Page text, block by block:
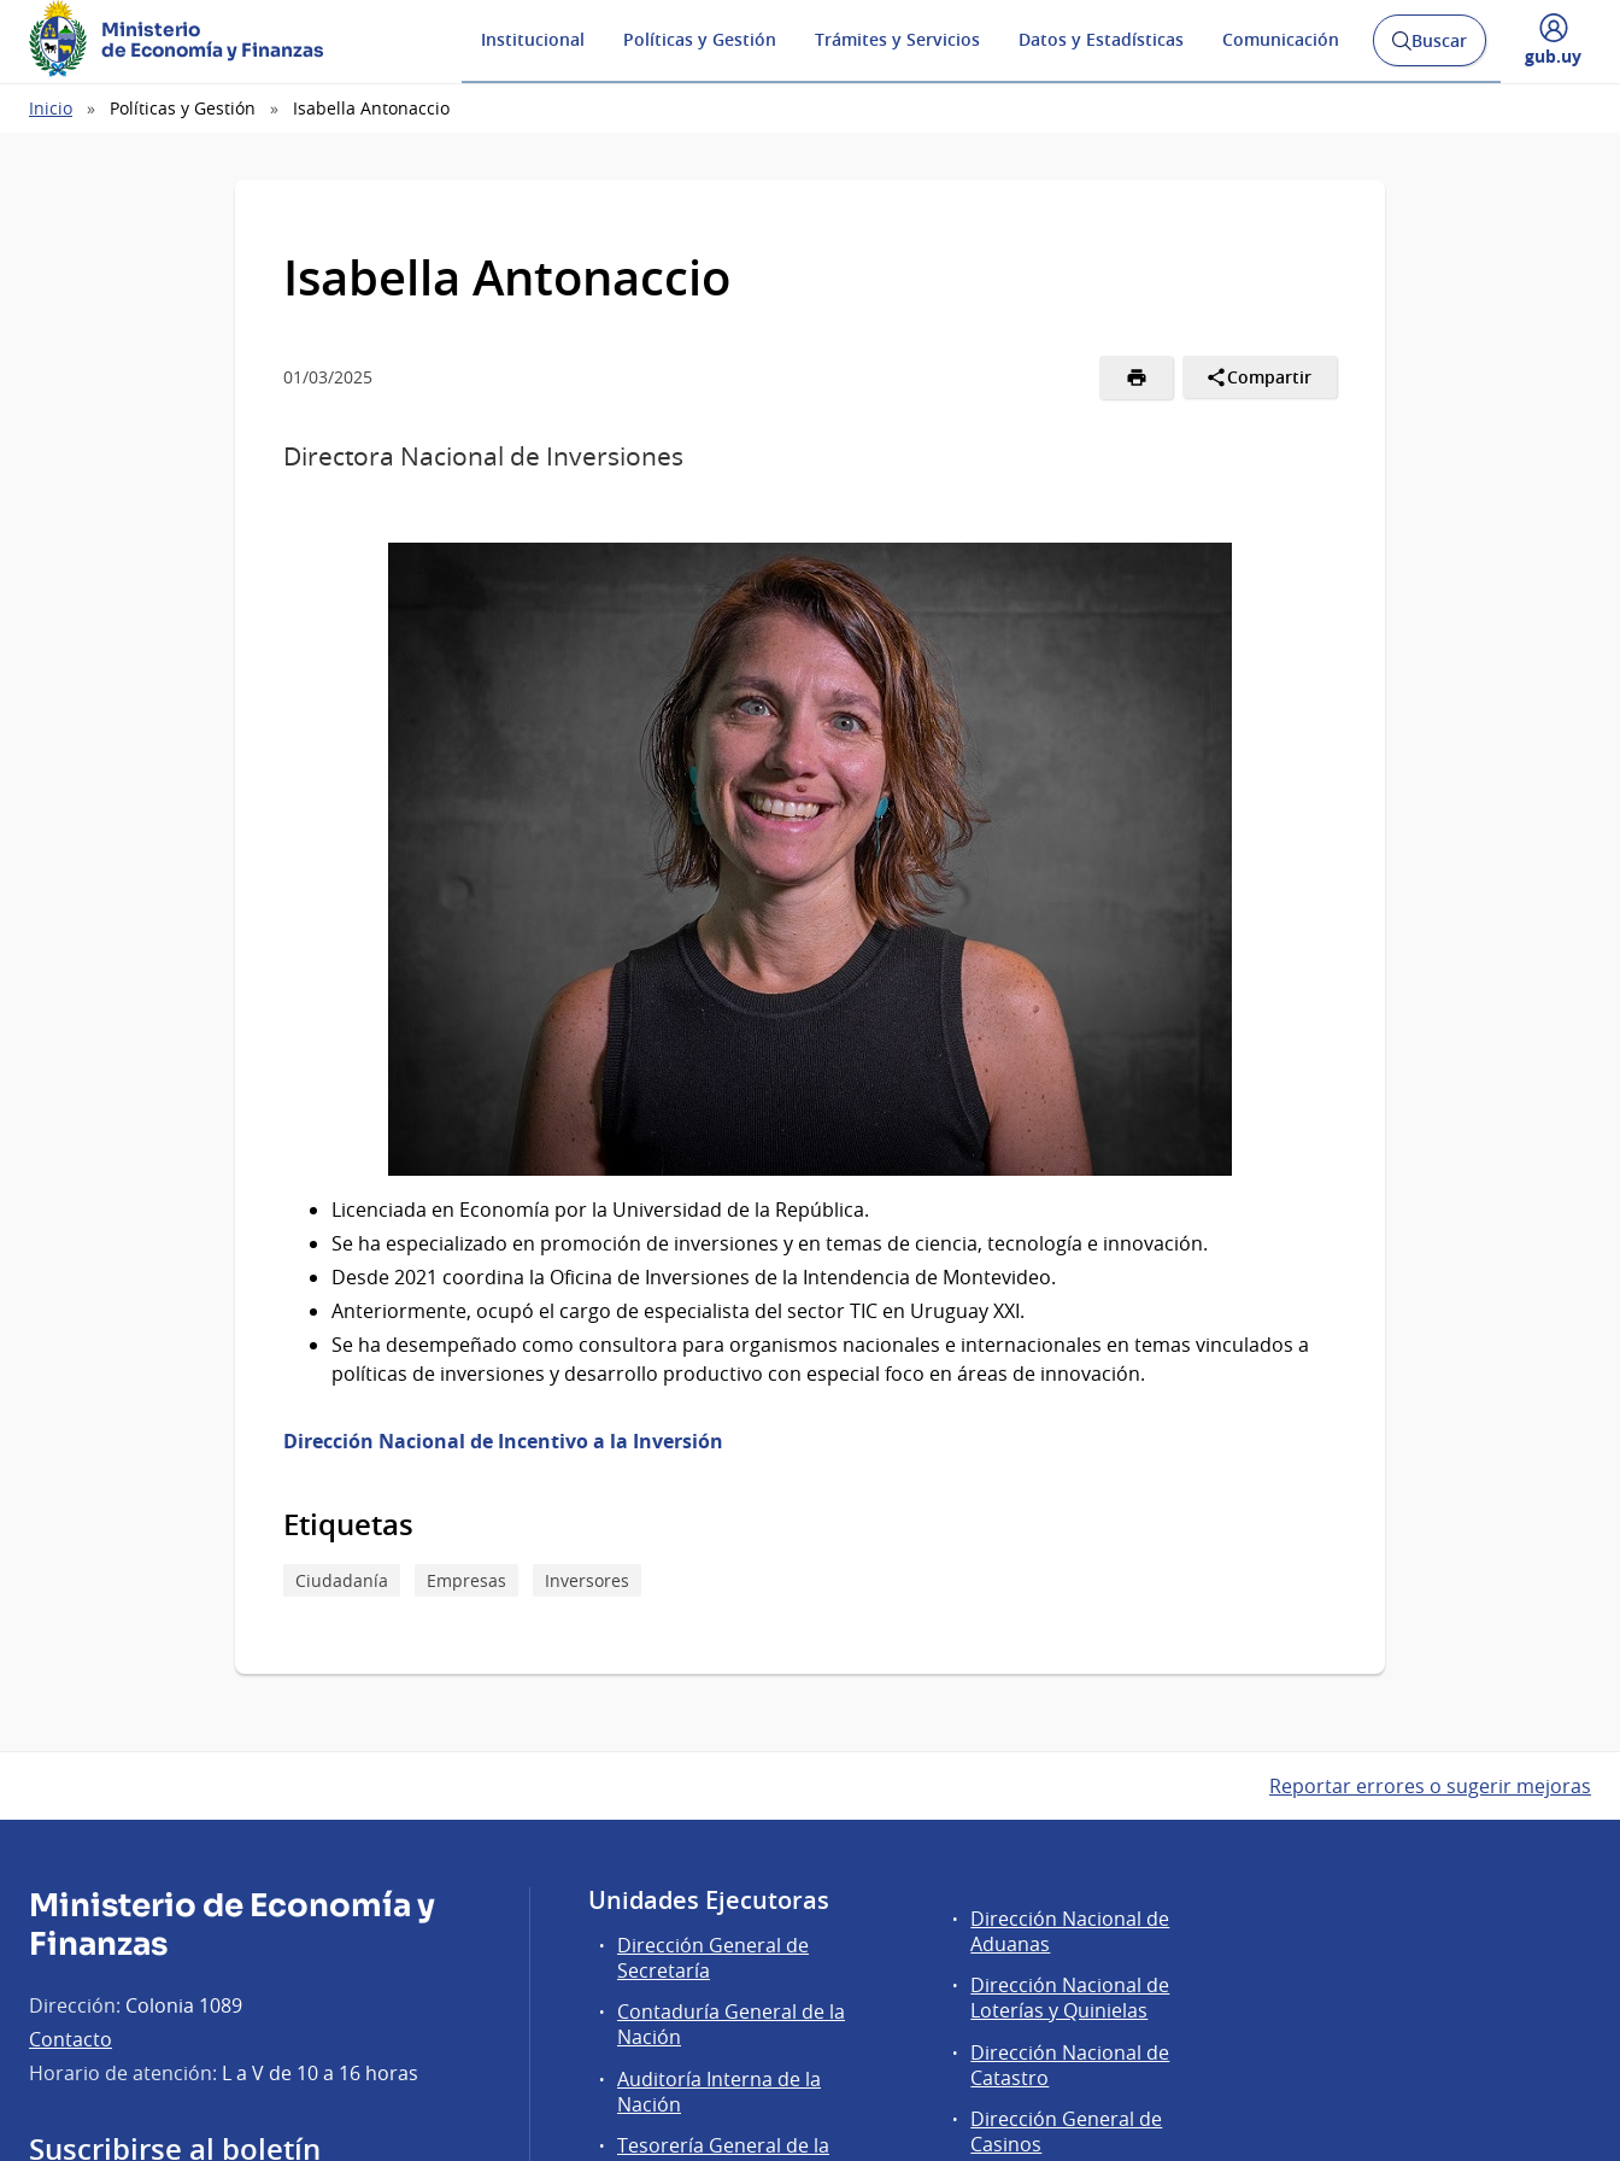
Ministerio
de Economía y Finanzas
Institucional Políticas y Gestión Trámites y Servicios Datos y Estadísticas Comunicación
Abrir
buscador
Buscar
Desplegar
gub.uy
Ruta
Inicio Políticas y Gestión Isabella Antonaccio
Isabella Antonaccio
01/03/2025 Compartir
Directora Nacional de Inversiones
Licenciada en Economía por la Universidad de la República.
Se ha especializado en promoción de inversiones y en temas de ciencia, tecnología e innovación.
Desde 2021 coordina la Oficina de Inversiones de la Intendencia de Montevideo.
Anteriormente, ocupó el cargo de especialista del sector TIC en Uruguay XXI.
Se ha desempeñado como consultora para organismos nacionales e internacionales en temas vinculados a
políticas de inversiones y desarrollo productivo con especial foco en áreas de innovación.
Dirección Nacional de Incentivo a la Inversión
Etiquetas
Ciudadanía Empresas Inversores
Reportar errores o sugerir mejoras
Ministerio de Economía y
Finanzas
Dirección: Colonia 1089
Contacto
Horario de atención: L a V de 10 a 16 horas
Suscribirse al boletín
Unidades Ejecutoras
Dirección General de
Secretaría
Contaduría General de la
Nación
Auditoría Interna de la
Nación
Tesorería General de la
Áreas
de
Dirección
General
de
Secretaría
Dirección Nacional de
Aduanas
Dirección Nacional de
Loterías y Quinielas
Dirección Nacional de
Catastro
Dirección General de
Casinos